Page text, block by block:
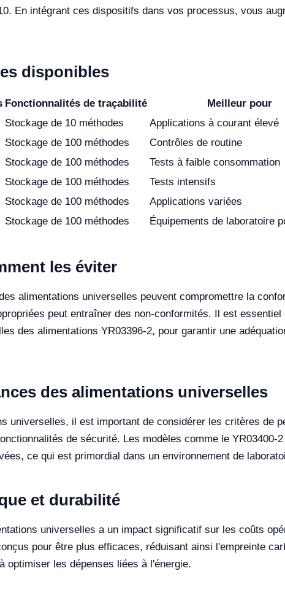
En intégrant ces dispositifs dans vos processus, vous
disponibles
Fonctionnalités de traçabilité
Meilleur pour
Stockage de 10 méthodes
Applications à courant élevé
Stockage de 100 méthodes
Contrôles de routine
Stockage de 100 méthodes
Tests à faible consommation
Stockage de 100 méthodes
Tests intensifs
Stockage de 100 méthodes
Applications variées
Stockage de 100 méthodes Équipements de laboratoire
les éviter
alimentations universelles peuvent compromettre la
peut entraîner des non-conformités. Il est
des alimentations YR03396-2, pour garantir une
des alimentations universelles
universelles, il est important de considérer les critères de
de sécurité. Les modèles comme le YR03400-
ce qui est primordial dans un environnement de
et durabilité
universelles a un impact significatif sur les coûts
pour être plus efficaces, réduisant ainsi l'empreinte
optimiser les dépenses liées à l'énergie.